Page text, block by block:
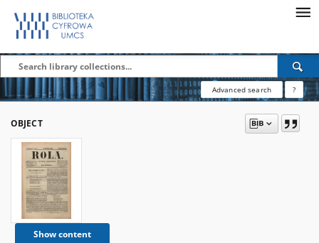
Advanced search ?
OBJECT
Show content